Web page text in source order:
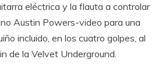
eléctrica y la flauta a controlar
Austin Powers-video para una
incluido, en los cuatro golpes, al
de la Velvet Underground.